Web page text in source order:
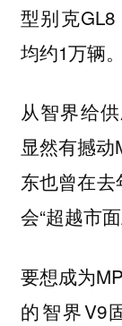
型别克
均约1万辆。
从智界给
显然有撼
东也曾在
会“超越市
要想成为
的智界V9